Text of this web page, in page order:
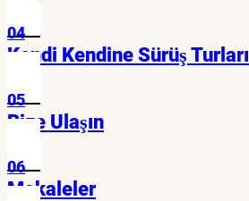
04
Kendi Kendine Sürüş Turları
05
Bize Ulaşın
06
Makaleler